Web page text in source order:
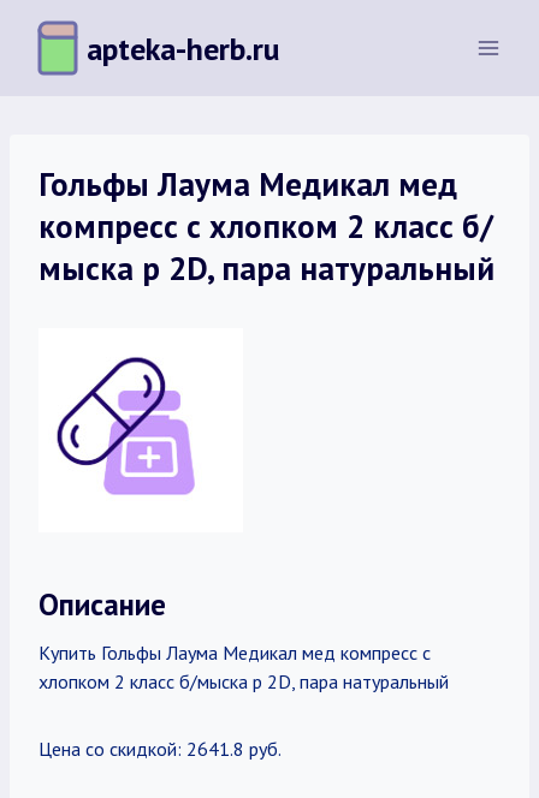
Перейти
содержимому
apteka-herb.ru
Гольфы Лаума Медикал мед
компресс с хлопком 2 класс б/
мыска р 2D, пара натуральный
Описание
Купить Гольфы Лаума Медикал мед компресс с
хлопком 2 класс б/мыска р 2D, пара натуральный
Цена со скидкой: 2641.8 руб.